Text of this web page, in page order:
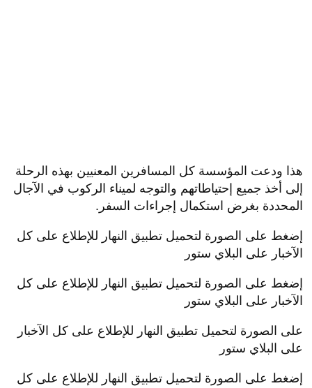
هذا ودعت المؤسسة كل المسافرين المعنيين بهذه الرحلة
إلى أخذ جميع إحتياطاتهم والتوجه لميناء الركوب في الآجال
المحددة بغرض استكمال إجراءات السفر.
إضغط على الصورة لتحميل تطبيق النهار للإطلاع على كل
الآخبار على البلاي ستور
إضغط على الصورة لتحميل تطبيق النهار للإطلاع على كل
الآخبار على البلاي ستور
على الصورة لتحميل تطبيق النهار للإطلاع على كل الآخبار
على البلاي ستور
إضغط على الصورة لتحميل تطبيق النهار للإطلاع على كل